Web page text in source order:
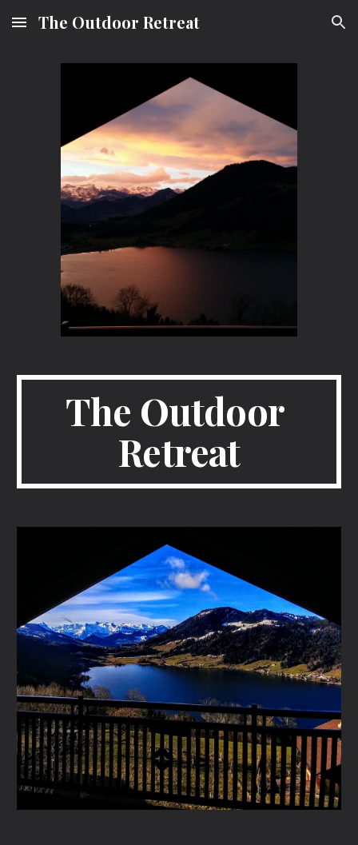
Skip to main content Skip to navigation
The Outdoor Retreat
The Outdoor
Retreat